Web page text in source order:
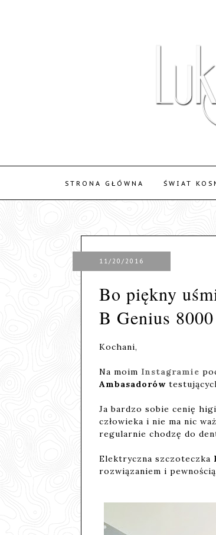
STRONA GŁÓWNA ŚWIAT
11/20/2016
Bo piękny
B Genius 8000
Kochani,
Na moim Instagramie
Ambasadorów
Ja bardzo sobie cenię
człowieka i nie ma nic
regularnie chodzę do
Elektryczna szczoteczka
rozwiązaniem i